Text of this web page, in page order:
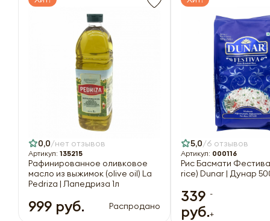
0,0 нет отзывов
Артикул: 135215
Рафинированное оливковое
масло из выжимок (olive oil) La
Pedriza | Лапедриза 1л
999 руб. Распродано
5,0 6 отзывов
Артикул: 000116
Рис Басмати
rice) Dunar | Дунар
339
руб.
-
+